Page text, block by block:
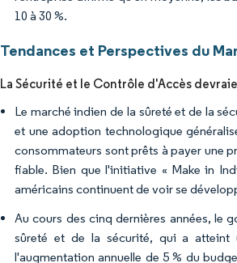
10 à 30 %.
Tendances et Perspectives du
La Sécurité et le Contrôle d'Accès
Le marché indien de la sûreté et de la
et une adoption technologique
consommateurs sont prêts à payer une
fiable. Bien que l'initiative « Make in
américains continuent de voir se
Au cours des cinq dernières années, le
sûreté et de la sécurité, qui a atteint
l'augmentation annuelle de 5 % du